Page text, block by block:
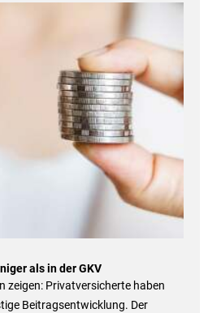
als in der GKV
zeigen: Privatversicherte haben
Beitragsentwicklung. Der